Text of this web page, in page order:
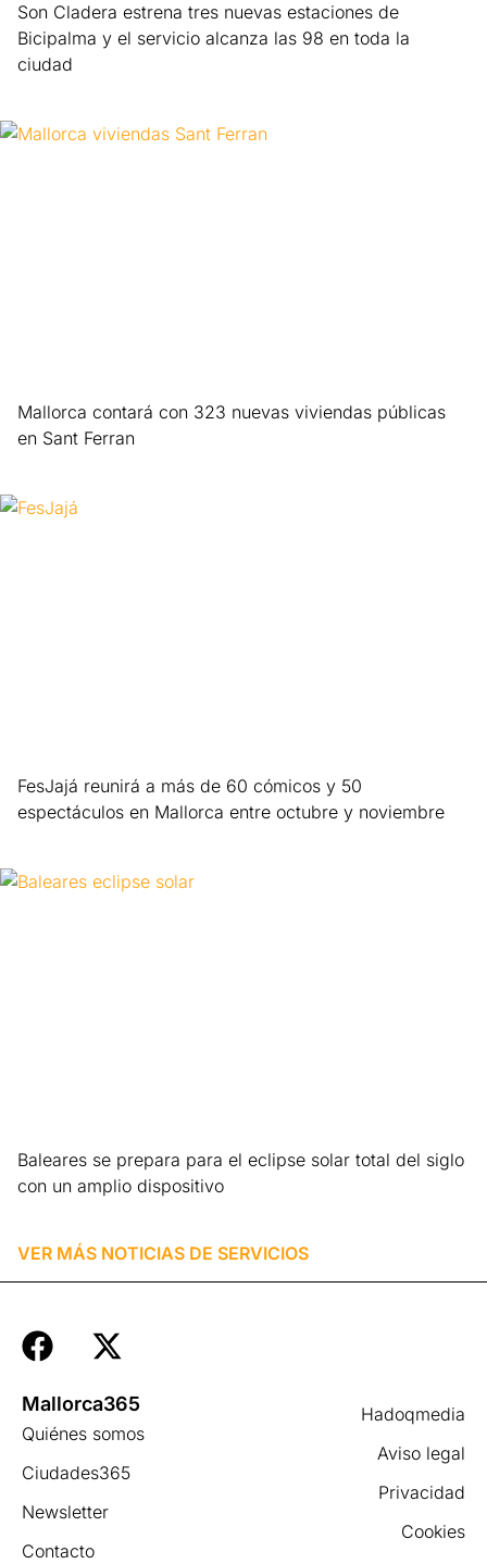
Son Cladera estrena tres nuevas estaciones de
Bicipalma y el servicio alcanza las 98 en toda la
ciudad
Mallorca contará con 323 nuevas viviendas públicas
en Sant Ferran
FesJajá reunirá a más de 60 cómicos y 50
espectáculos en Mallorca entre octubre y noviembre
Baleares se prepara para el eclipse solar total del siglo
con un amplio dispositivo
VER MÁS NOTICIAS DE SERVICIOS
Hadoqmedia
Aviso legal
Privacidad
Cookies
Mallorca365
Quiénes somos
Ciudades365
Newsletter
Contacto